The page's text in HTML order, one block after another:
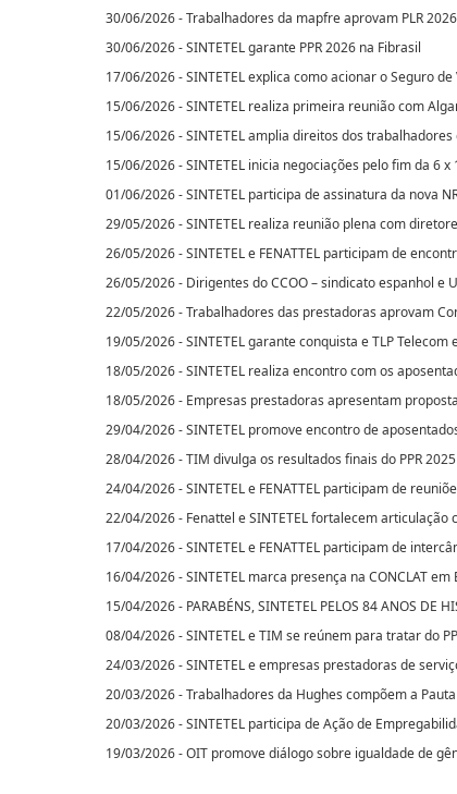
30/06/2026 - Trabalhadores da mapfre aprovam PLR 2026
30/06/2026 - SINTETEL garante PPR 2026 na Fibrasil
17/06/2026 - SINTETEL explica como acionar o Seguro
15/06/2026 - SINTETEL realiza primeira reunião com
15/06/2026 - SINTETEL amplia direitos dos
15/06/2026 - SINTETEL inicia negociações pelo fim da 6 x
01/06/2026 - SINTETEL participa de assinatura da nova
29/05/2026 - SINTETEL realiza reunião plena com
26/05/2026 - SINTETEL e FENATTEL participam de
26/05/2026 - Dirigentes do CCOO – sindicato espanhol e
22/05/2026 - Trabalhadores das prestadoras aprovam
19/05/2026 - SINTETEL garante conquista e TLP
18/05/2026 - SINTETEL realiza encontro com os
18/05/2026 - Empresas prestadoras apresentam
29/04/2026 - SINTETEL promove encontro de
28/04/2026 - TIM divulga os resultados finais do PPR 2025
24/04/2026 - SINTETEL e FENATTEL participam de
22/04/2026 - Fenattel e SINTETEL fortalecem
17/04/2026 - SINTETEL e FENATTEL participam de
16/04/2026 - SINTETEL marca presença na CONCLAT em
15/04/2026 - PARABÉNS, SINTETEL PELOS 84 ANOS DE
08/04/2026 - SINTETEL e TIM se reúnem para tratar do
24/03/2026 - SINTETEL e empresas prestadoras de
20/03/2026 - Trabalhadores da Hughes compõem a
20/03/2026 - SINTETEL participa de Ação de
19/03/2026 - OIT promove diálogo sobre igualdade de